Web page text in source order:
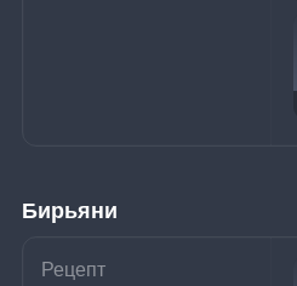
Бирьяни
Рецепт